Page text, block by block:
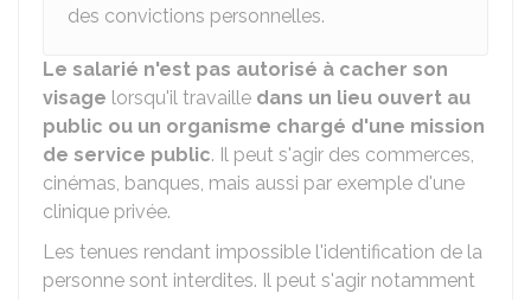
des convictions personnelles.
Le salarié n'est pas autorisé à cacher son
visage lorsqu'il travaille dans un lieu ouvert au
public ou un organisme chargé d'une mission
de service public. Il peut s'agir des commerces,
cinémas, banques, mais aussi par exemple d'une
clinique privée.
Les tenues rendant impossible l'identification de la
personne sont interdites. Il peut s'agir notamment